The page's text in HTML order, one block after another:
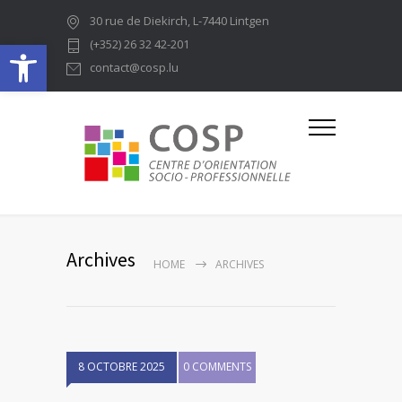
Ouvrir la barre d’outils
30 rue de Diekirch, L-7440 Lintgen
(+352) 26 32 42-201
contact@cosp.lu
Archives HOME ARCHIVES
8 OCTOBRE 2025 0 COMMENTS